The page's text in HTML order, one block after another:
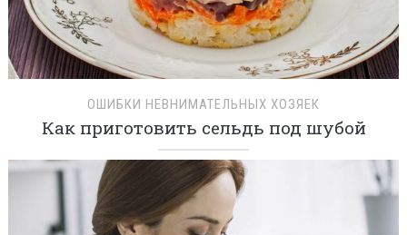
ОШИБКИ НЕВНИМАТЕЛЬНЫХ ХОЗЯЕК
Как приготовить сельдь под шубой